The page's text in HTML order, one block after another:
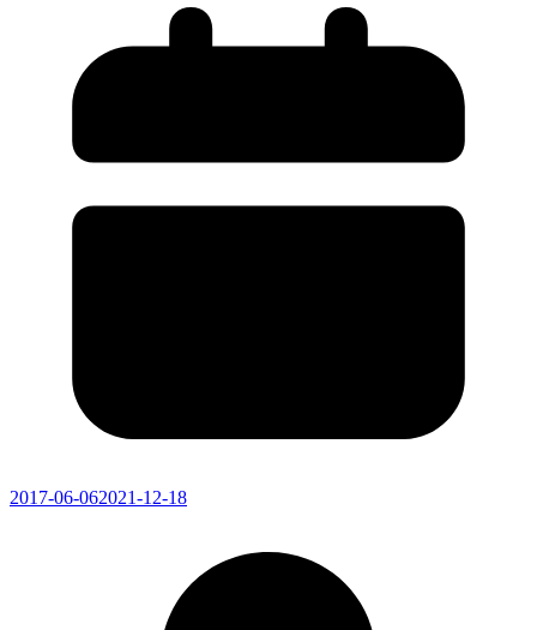
2017-06-062021-12-18